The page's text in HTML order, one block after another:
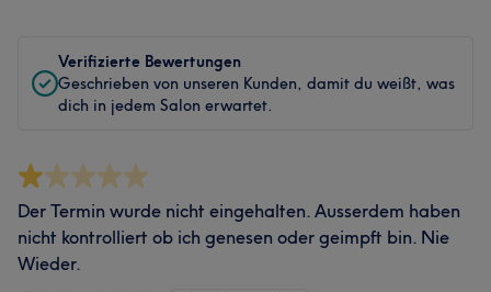
Verifizierte Bewertungen
Geschrieben von unseren Kunden, damit du weißt, was
dich in jedem Salon erwartet.
Der Termin wurde nicht eingehalten. Ausserdem haben
nicht kontrolliert ob ich genesen oder geimpft bin. Nie
Wieder.